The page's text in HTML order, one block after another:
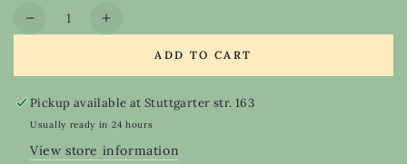
unavailable
Quantity
Decrease
seed
oil
Increase
seed
oil
ADD TO CART
Pickup available atStuttgarter str. 163
Usually ready in 24 hours
View store information